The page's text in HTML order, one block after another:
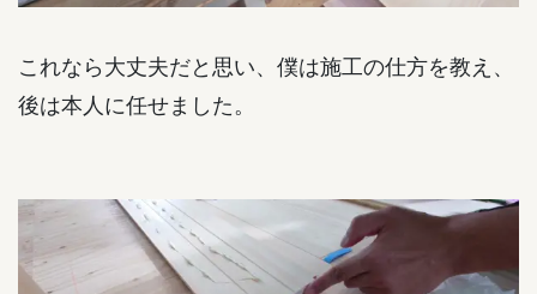
これなら大丈夫だと思い、僕は施工の仕方を教え、
後は本人に任せました。